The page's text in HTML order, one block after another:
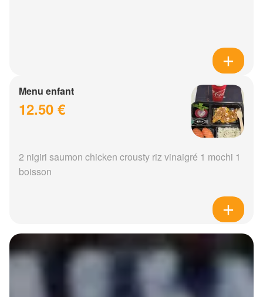
Menu enfant
12.50 €
2 nigiri saumon chicken crousty riz vinaigré 1 mochi 1
boisson